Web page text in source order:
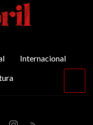
Internacional